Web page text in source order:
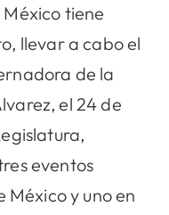
tiene
llevar a cabo el
de la
el 24 de
eventos
México y uno en